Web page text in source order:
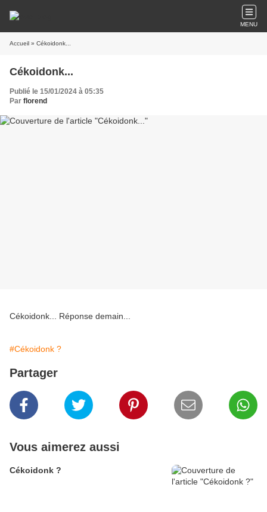
MENU
Accueil » Cékoidonk...
Cékoidonk...
Publié le 15/01/2024 à 05:35
Par florend
Cékoidonk... Réponse demain...
#Cékoidonk ?
Partager
Vous aimerez aussi
Cékoidonk ?